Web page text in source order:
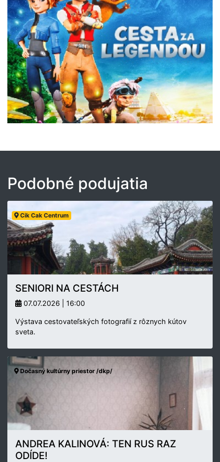
Podobné podujatia
Cik Cak Centrum
SENIORI NA CESTÁCH
07.07.2026 | 16:00
Výstava cestovateľských fotografií z rôznych kútov
sveta.
Dočasný kultúrny priestor /dkp/
ANDREA KALINOVÁ: TEN RUS RAZ
ODÍDE!